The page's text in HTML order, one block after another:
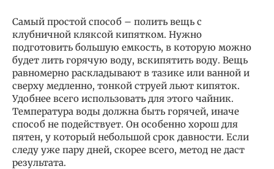
Самый простой способ – полить вещь с
клубничной кляксой кипятком. Нужно
подготовить большую емкость, в которую можно
будет лить горячую воду, вскипятить воду. Вещь
равномерно раскладывают в тазике или ванной и
сверху медленно, тонкой струей льют кипяток.
Удобнее всего использовать для этого чайник.
Температура воды должна быть горячей, иначе
способ не подействует. Он особенно хорош для
пятен, у который небольшой срок давности. Если
следу уже пару дней, скорее всего, метод не даст
результата.